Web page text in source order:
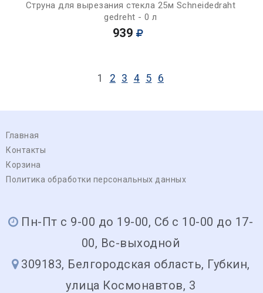
Струна для вырезания стекла 25м Schneidedraht
gedreht - 0 л
939
1 2 3 4 5 6
Главная
Контакты
Корзина
Политика обработки персональных данных
Пн-Пт с 9-00 до 19-00, Сб с 10-00 до 17-
00, Вс-выходной
309183, Белгородская область, Губкин,
улица Космонавтов, 3